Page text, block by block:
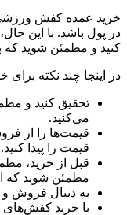
خرید عمده کفش
در پول باشد. با این
کنید و مطمئن شوید که
در اینجا چند نکته
تحقیق کنید و
می‌کنید.
قیمت‌ها را از
قیمت را پیدا کنید.
قبل از خرید،
مطمئن شوید که
به دنبال فروش و
با خرید